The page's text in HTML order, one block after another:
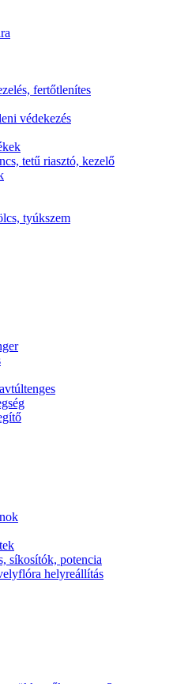
fertőtlenítes
védekezés
tetű riasztó, kezelő
tyúkszem
síkosítók, potencia
helyreállítás